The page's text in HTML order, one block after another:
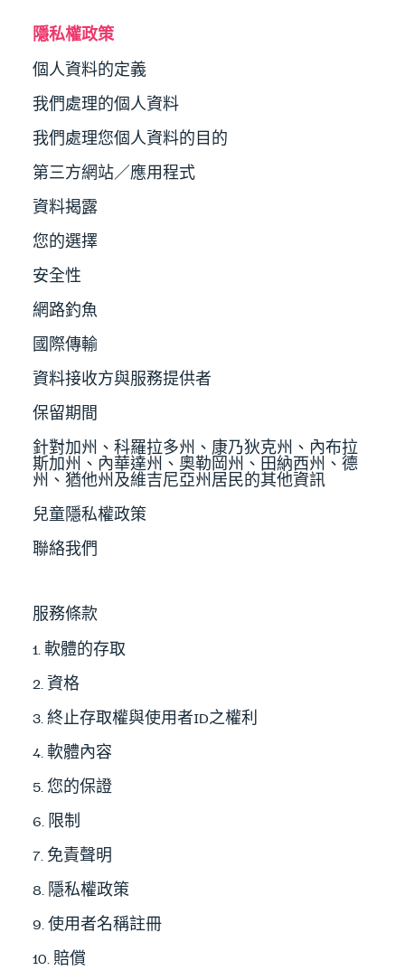
隱私權政策
個人資料的定義
我們處理的個人資料
我們處理您個人資料的目的
第三方網站／應用程式
資料揭露
您的選擇
安全性
網路釣魚
國際傳輸
資料接收方與服務提供者
保留期間
針對加州、科羅拉多州、康乃狄克州、內布拉
斯加州、內華達州、奧勒岡州、田納西州、德
州、猶他州及維吉尼亞州居民的其他資訊
兒童隱私權政策
聯絡我們
服務條款
1. 軟體的存取
2. 資格
3. 終止存取權與使用者ID之權利
4. 軟體內容
5. 您的保證
6. 限制
7. 免責聲明
8. 隱私權政策
9. 使用者名稱註冊
10. 賠償